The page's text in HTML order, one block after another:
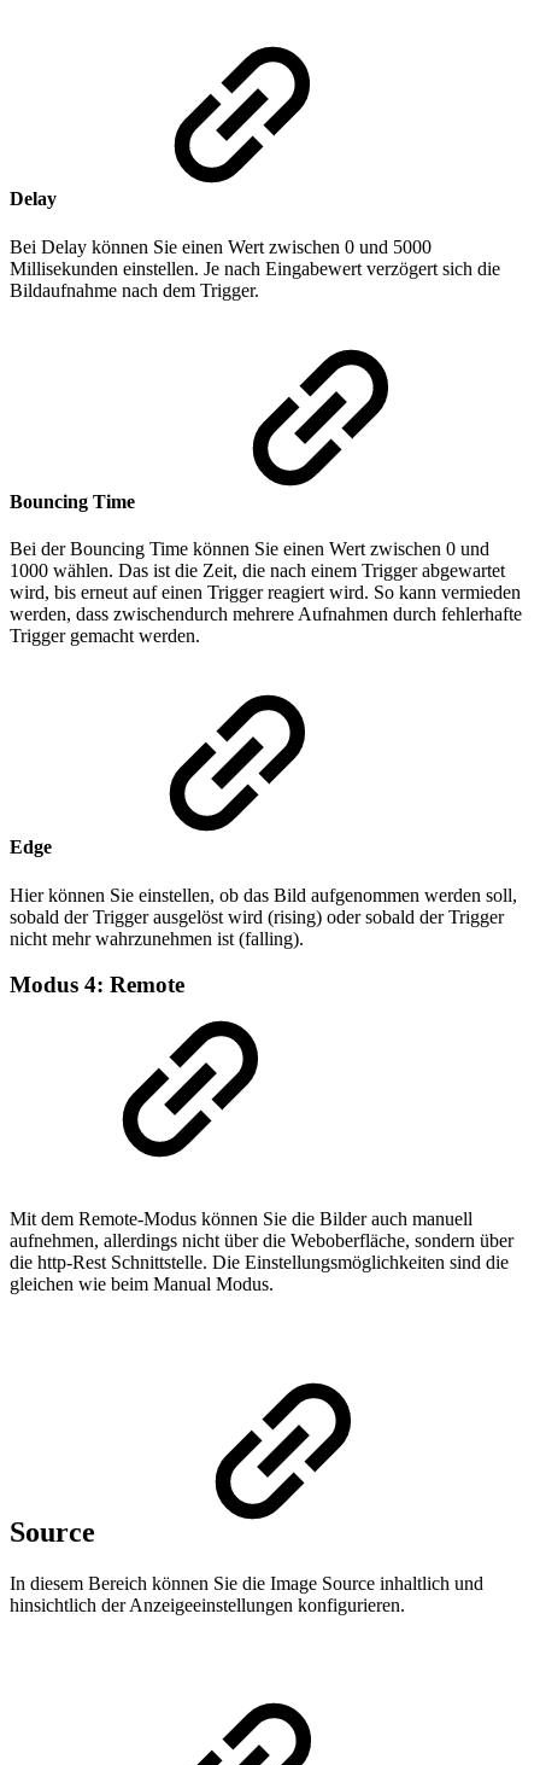
Delay
Bei Delay können Sie einen Wert zwischen 0 und 5000
Millisekunden einstellen. Je nach Eingabewert verzögert sich die
Bildaufnahme nach dem Trigger.
Bouncing Time
Bei der Bouncing Time können Sie einen Wert zwischen 0 und
1000 wählen. Das ist die Zeit, die nach einem Trigger abgewartet
wird, bis erneut auf einen Trigger reagiert wird. So kann vermieden
werden, dass zwischendurch mehrere Aufnahmen durch fehlerhafte
Trigger gemacht werden.
Edge
Hier können Sie einstellen, ob das Bild aufgenommen werden soll,
sobald der Trigger ausgelöst wird (rising) oder sobald der Trigger
nicht mehr wahrzunehmen ist (falling).
Modus 4: Remote
Mit dem Remote-Modus können Sie die Bilder auch manuell
aufnehmen, allerdings nicht über die Weboberfläche, sondern über
die http-Rest Schnittstelle. Die Einstellungsmöglichkeiten sind die
gleichen wie beim Manual Modus.
Source
In diesem Bereich können Sie die Image Source inhaltlich und
hinsichtlich der Anzeigeeinstellungen konfigurieren.